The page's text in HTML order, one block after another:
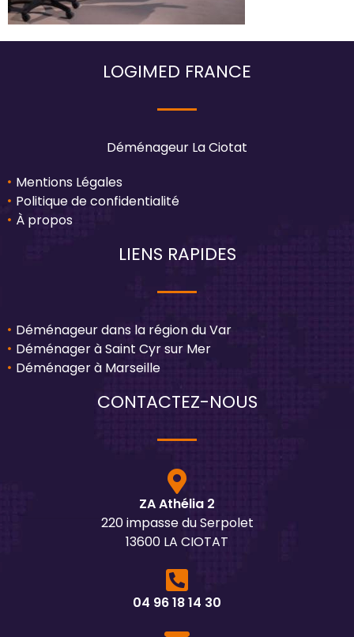
LOGIMED FRANCE
Déménageur La Ciotat
Mentions Légales
Politique de confidentialité
À propos
LIENS RAPIDES
Déménageur dans la région du Var
Déménager à Saint Cyr sur Mer
Déménager à Marseille
CONTACTEZ-NOUS
ZA Athélia 2
220 impasse du Serpolet
13600 LA CIOTAT
04 96 18 14 30